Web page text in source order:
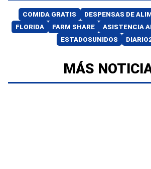
COMIDA GRATIS
DESPENSAS DE
FLORIDA
FARM SHARE
ASISTENCIA
ESTADOSUNIDOS
MÁS